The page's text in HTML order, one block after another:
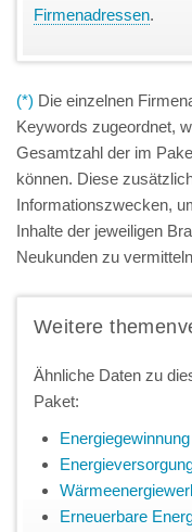
Firmenadressen.
(*) Die einzelnen
Keywords zugeordnet,
Gesamtzahl der im
können. Diese
Informationszwecken,
Inhalte der jeweiligen
Neukunden zu
Weitere
Ähnliche Daten zu
Paket:
Erneuerbare